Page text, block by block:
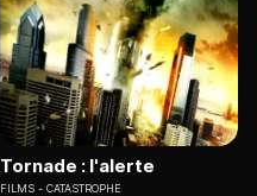
Tornade : l'alerte
FILMS CATASTROPHE